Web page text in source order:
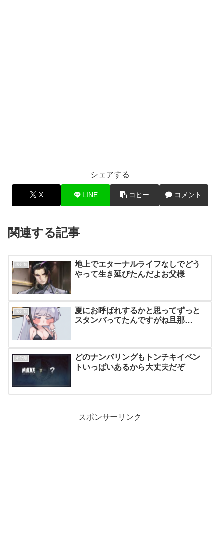
シェアする
X LINE コピー コメント
関連する記事
未分類
地上でエターナルライフなしでどう
やって生き延びたんだよお父様
未分類
夏にお呼ばれするかと思ってずっと
スタンバってたんですがね旦那…
未分類
どのナンバリングもトンチキイベン
トいっぱいあるから大丈夫だぞ
スポンサーリンク